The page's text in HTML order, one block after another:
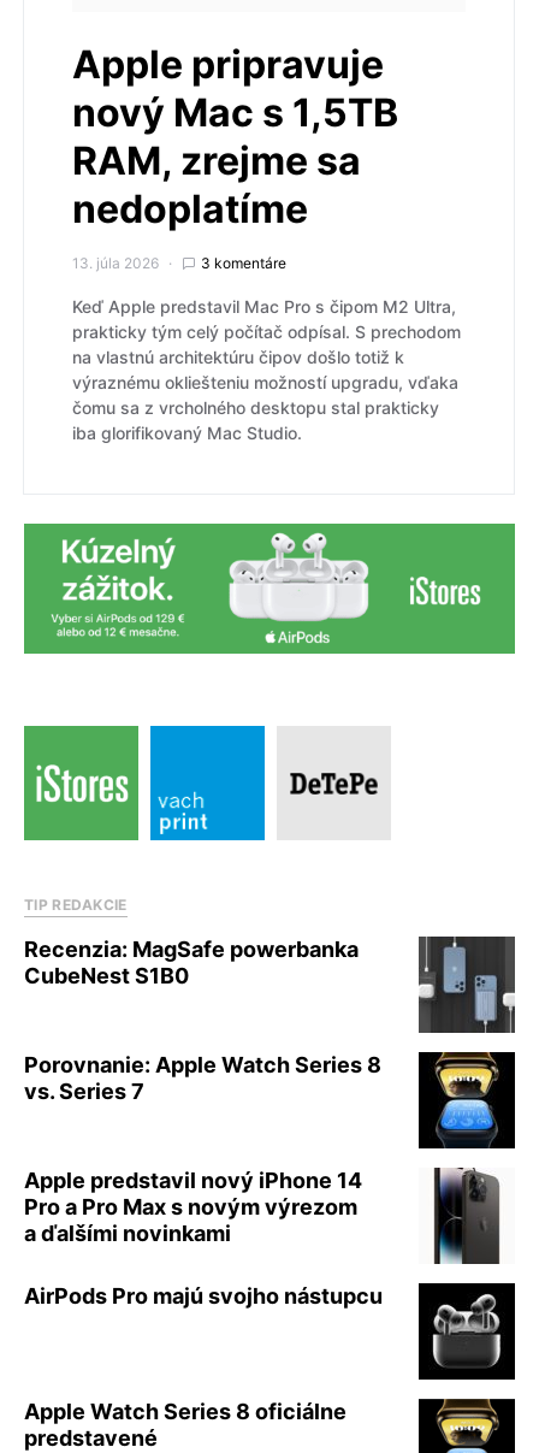
Apple pripravuje
nový Mac s 1,5TB
RAM, zrejme sa
nedoplatíme
13. júla 2026 3 komentáre
Keď Apple predstavil Mac Pro s čipom M2 Ultra,
prakticky tým celý počítač odpísal. S prechodom
na vlastnú architektúru čipov došlo totiž k
výraznému okliešteniu možností upgradu, vďaka
čomu sa z vrcholného desktopu stal prakticky
iba glorifikovaný Mac Studio.
TIP REDAKCIE
Recenzia: MagSafe powerbanka
CubeNest S1B0
Porovnanie: Apple Watch Series 8
vs. Series 7
Apple predstavil nový iPhone 14
Pro a Pro Max s novým výrezom
a ďalšími novinkami
AirPods Pro majú svojho nástupcu
Apple Watch Series 8 oficiálne
predstavené